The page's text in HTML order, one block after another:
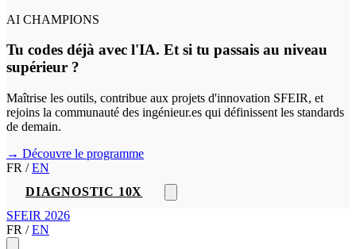
AI CHAMPIONS
Tu codes déjà avec l'IA. Et si tu passais au niveau
supérieur ?
Maîtrise les outils, contribue aux projets d'innovation SFEIR, et
rejoins la communauté des ingénieur.es qui définissent les standards
de demain.
→ Découvre le programme
FR / EN
DIAGNOSTIC 10X
SFEIR 2026
FR / EN